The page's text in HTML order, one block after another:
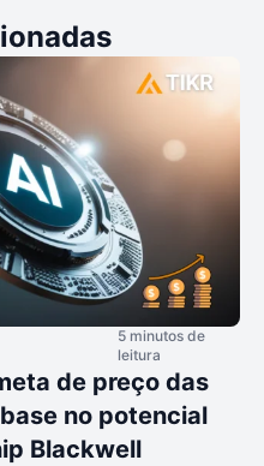
5 minutos de
leitura
de preço das
no potencial
Blackwell